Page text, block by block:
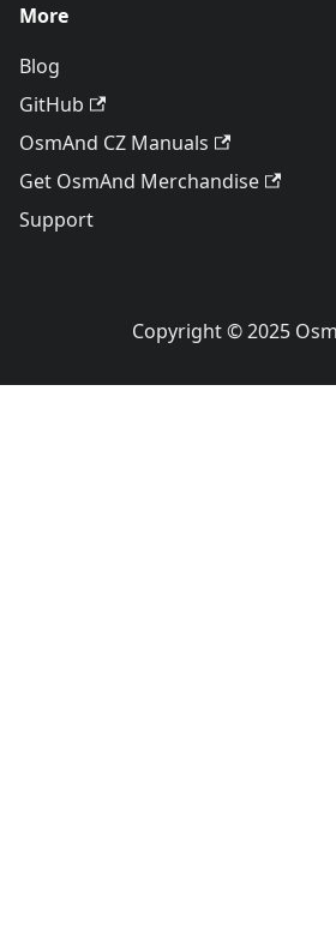
More
Blog
GitHub
OsmAnd CZ Manuals
Get OsmAnd Merchandise
Support
Copyright © 2025